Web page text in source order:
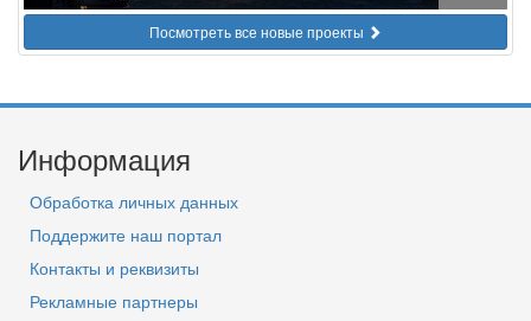
Посмотреть все новые проекты
Информация
Обработка личных данных
Поддержите наш портал
Контакты и реквизиты
Рекламные партнеры